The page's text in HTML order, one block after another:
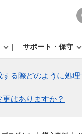
サポート・保守
る際どのように処理
はありますか？